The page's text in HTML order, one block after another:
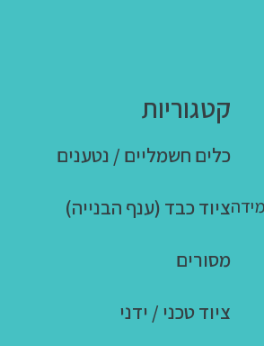
קטגוריות
כלים חשמליים / נטענים
ציוד כבד (ענף הבנייה)
מסורים
ציוד טכני / ידני